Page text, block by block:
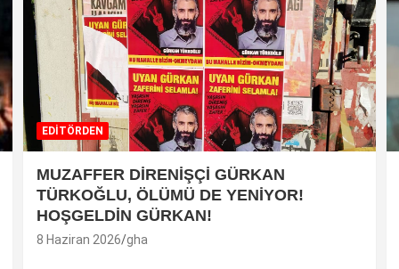
EDİTÖRDEN
MUZAFFER DİRENİŞÇİ GÜRKAN
TÜRKOĞLU, ÖLÜMÜ DE YENİYOR!
HOŞGELDİN GÜRKAN!
8 Haziran 2026 gha